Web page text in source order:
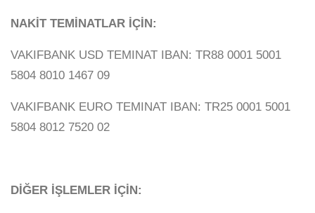
NAKİT TEMİNATLAR İÇİN:
VAKIFBANK USD TEMINAT IBAN: TR88 0001 5001
5804 8010 1467 09
VAKIFBANK EURO TEMINAT IBAN: TR25 0001 5001
5804 8012 7520 02
DİĞER İŞLEMLER İÇİN: